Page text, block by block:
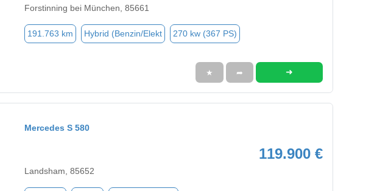
Forstinning bei München, 85661
191.763 km Hybrid (Benzin/Elekt 270 kw (367 PS)
★ ➦ ➜
Mercedes S 580
119.900 €
Landsham, 85652